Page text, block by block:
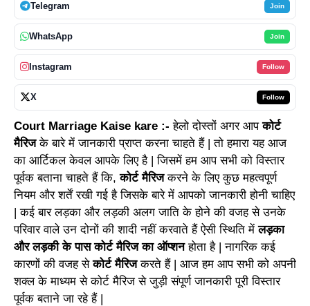
Telegram Join
WhatsApp Join
Instagram Follow
X Follow
Court Marriage Kaise kare :- हेलो दोस्तों अगर आपकोर्ट
मैरिजके बारे में जानकारी प्राप्त करना चाहते हैं | तो हमारा यह आज
का आर्टिकल केवल आपके लिए है | जिसमें हम आप सभी को विस्तार
पूर्वक बताना चाहते हैं कि,कोर्ट मैरिजकरने के लिए कुछ महत्वपूर्ण
नियम और शर्तें रखी गई है जिसके बारे में आपको जानकारी होनी चाहिए
| कई बार लड़का और लड़की अलग जाति के होने की वजह से उनके
परिवार वाले उन दोनों की शादी नहीं करवाते हैं ऐसी स्थिति मेंलड़का
और लड़की के पास कोर्ट मैरिज का ऑप्शनहोता है | नागरिक कई
कारणों की वजह सेकोर्ट मैरिजकरते हैं | आज हम आप सभी को अपनी
शक्ल के माध्यम से कोर्ट मैरिज से जुड़ी संपूर्ण जानकारी पूरी विस्तार
पूर्वक बताने जा रहे हैं |